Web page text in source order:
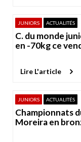
JUNIORS ACTUALITÉS
C. du monde
en -70kg ce
Lire L'article
JUNIORS ACTUALITÉS
Championnats
Moreira en